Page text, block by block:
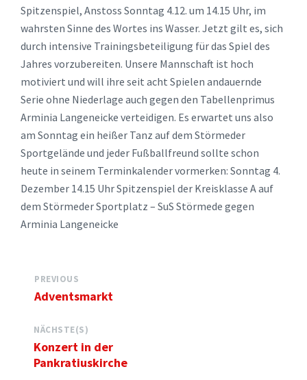
Spitzenspiel, Anstoss Sonntag 4.12. um 14.15 Uhr, im
wahrsten Sinne des Wortes ins Wasser. Jetzt gilt es, sich
durch intensive Trainingsbeteiligung für das Spiel des
Jahres vorzubereiten. Unsere Mannschaft ist hoch
motiviert und will ihre seit acht Spielen andauernde
Serie ohne Niederlage auch gegen den Tabellenprimus
Arminia Langeneicke verteidigen. Es erwartet uns also
am Sonntag ein heißer Tanz auf dem Störmeder
Sportgelände und jeder Fußballfreund sollte schon
heute in seinem Terminkalender vormerken: Sonntag 4.
Dezember 14.15 Uhr Spitzenspiel der Kreisklasse A auf
dem Störmeder Sportplatz – SuS Störmede gegen
Arminia Langeneicke
PREVIOUS
Adventsmarkt
NÄCHSTE(S)
Konzert in der
Pankratiuskirche